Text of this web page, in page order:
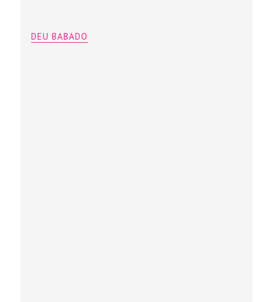
DEU BABADO